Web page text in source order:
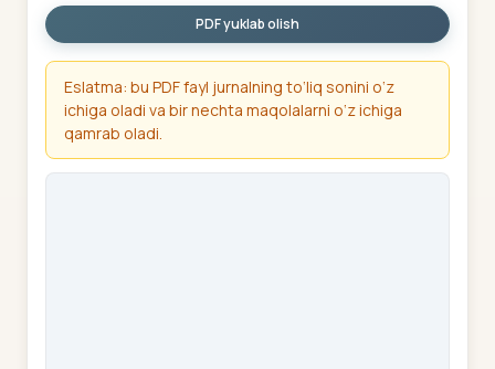
PDF yuklab olish
Eslatma: bu PDF fayl jurnalning to‘liq sonini o‘z
ichiga oladi va bir nechta maqolalarni o‘z ichiga
qamrab oladi.